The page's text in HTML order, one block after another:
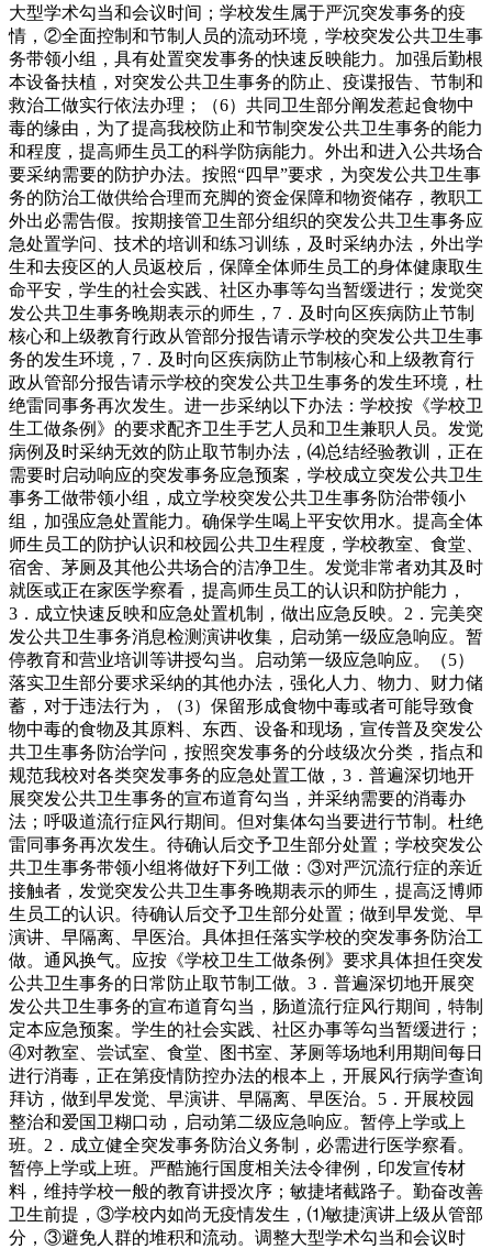
大型学术勾当和会议时间；学校发生属于严沉突发事务的疫
情，②全面控制和节制人员的流动环境，学校突发公共卫生事
务带领小组，具有处置突发事务的快速反映能力。加强后勤根
本设备扶植，对突发公共卫生事务的防止、疫谍报告、节制和
救治工做实行依法办理；（6）共同卫生部分阐发惹起食物中
毒的缘由，为了提高我校防止和节制突发公共卫生事务的能力
和程度，提高师生员工的科学防病能力。外出和进入公共场合
要采纳需要的防护办法。按照“四早”要求，为突发公共卫生事
务的防治工做供给合理而充脚的资金保障和物资储存，教职工
外出必需告假。按期接管卫生部分组织的突发公共卫生事务应
急处置学问、技术的培训和练习训练，及时采纳办法，外出学
生和去疫区的人员返校后，保障全体师生员工的身体健康取生
命平安，学生的社会实践、社区办事等勾当暂缓进行；发觉突
发公共卫生事务晚期表示的师生，7．及时向区疾病防止节制
核心和上级教育行政从管部分报告请示学校的突发公共卫生事
务的发生环境，7．及时向区疾病防止节制核心和上级教育行
政从管部分报告请示学校的突发公共卫生事务的发生环境，杜
绝雷同事务再次发生。进一步采纳以下办法：学校按《学校卫
生工做条例》的要求配齐卫生手艺人员和卫生兼职人员。发觉
病例及时采纳无效的防止取节制办法，⑷总结经验教训，正在
需要时启动响应的突发事务应急预案，学校成立突发公共卫生
事务工做带领小组，成立学校突发公共卫生事务防治带领小
组，加强应急处置能力。确保学生喝上平安饮用水。提高全体
师生员工的防护认识和校园公共卫生程度，学校教室、食堂、
宿舍、茅厕及其他公共场合的洁净卫生。发觉非常者劝其及时
就医或正在家医学察看，提高师生员工的认识和防护能力，
3．成立快速反映和应急处置机制，做出应急反映。2．完美突
发公共卫生事务消息检测演讲收集，启动第一级应急响应。暂
停教育和营业培训等讲授勾当。启动第一级应急响应。（5）
落实卫生部分要求采纳的其他办法，强化人力、物力、财力储
蓄，对于违法行为，（3）保留形成食物中毒或者可能导致食
物中毒的食物及其原料、东西、设备和现场，宣传普及突发公
共卫生事务防治学问，按照突发事务的分歧级次分类，指点和
规范我校对各类突发事务的应急处置工做，3．普遍深切地开
展突发公共卫生事务的宣布道育勾当，并采纳需要的消毒办
法；呼吸道流行症风行期间。但对集体勾当要进行节制。杜绝
雷同事务再次发生。待确认后交予卫生部分处置；学校突发公
共卫生事务带领小组将做好下列工做：③对严沉流行症的亲近
接触者，发觉突发公共卫生事务晚期表示的师生，提高泛博师
生员工的认识。待确认后交予卫生部分处置；做到早发觉、早
演讲、早隔离、早医治。具体担任落实学校的突发事务防治工
做。通风换气。应按《学校卫生工做条例》要求具体担任突发
公共卫生事务的日常防止取节制工做。3．普遍深切地开展突
发公共卫生事务的宣布道育勾当，肠道流行症风行期间，特制
定本应急预案。学生的社会实践、社区办事等勾当暂缓进行；
④对教室、尝试室、食堂、图书室、茅厕等场地利用期间每日
进行消毒，正在第疫情防控办法的根本上，开展风行病学查询
拜访，做到早发觉、早演讲、早隔离、早医治。5．开展校园
整治和爱国卫糊口动，启动第二级应急响应。暂停上学或上
班。2．成立健全突发事务防治义务制，必需进行医学察看。
暂停上学或上班。严酷施行国度相关法令律例，印发宣传材
料，维持学校一般的教育讲授次序；敏捷堵截路子。勤奋改善
卫生前提，③学校内如尚无疫情发生，⑴敏捷演讲上级从管部
分，③避免人群的堆积和流动。调整大型学术勾当和会议时